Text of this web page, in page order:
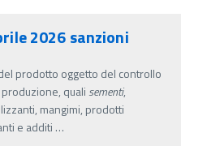
2026 sanzioni
prodotto oggetto del controllo
quali sementi,
mangimi, prodotti
e additi …